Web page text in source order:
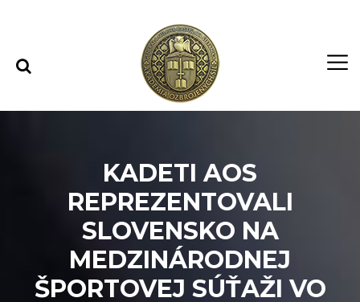
KADETI AOS
REPREZENTOVALI
SLOVENSKO NA
MEDZINÁRODNEJ
ŠPORTOVEJ SÚŤAŽI VO